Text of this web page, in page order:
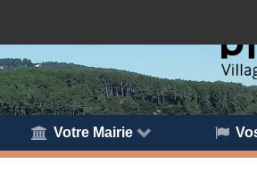
Votre Mairie